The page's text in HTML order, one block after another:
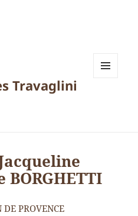
Travaglini
BORGHETTI
PROVENCE